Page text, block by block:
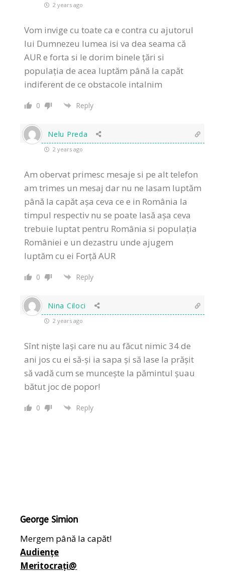
2 years ago
Vom invige cu toate ca e contra cu ajutorul
lui Dumnezeu lumea isi va dea seama că
AUR e forta si le dorim binele țări si
populația de acea luptăm până la capăt
indiferent de ce obstacole intalnim
0 Reply
Nelu Preda
2 years ago
Am obervat primesc mesaje si pe alt telefon
am trimes un mesaj dar nu ne lasam luptăm
până la capăt așa ceva ce e in România la
timpul respectiv nu se poate lasă așa ceva
trebuie luptat pentru România si populația
României e un dezastru unde ajugem
luptăm cu ei Forță AUR
0 Reply
Nina Ciloci
2 years ago
Sînt niște lași care nu au făcut nimic 34 de
ani jos cu ei să-și ia sapa și să lase la prășit
să vadă cum se muncește la pămintul șuau
bătut joc de popor!
0 Reply
George Simion
Mergem până la capăt!
Audiențe
Meritocrați@